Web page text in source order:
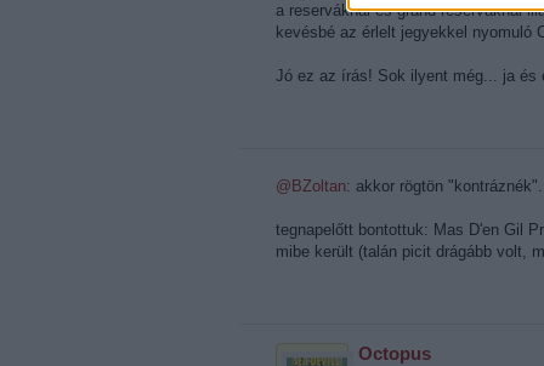
a reserváknál és grand reserváknál
kevésbé az érlelt jegyekkel nyomuló
Jó ez az írás! Sok ilyent még... ja és
@BZoltan: akkor rögtön
tegnapelőtt bontottuk: Mas D'en Gil
mibe került (talán picit drágább volt,
Octopus